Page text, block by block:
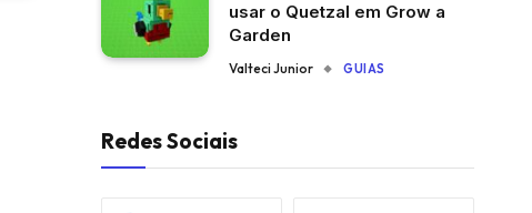
usar o Quetzal em Grow a
Garden
Valteci Junior GUIAS
Redes Sociais